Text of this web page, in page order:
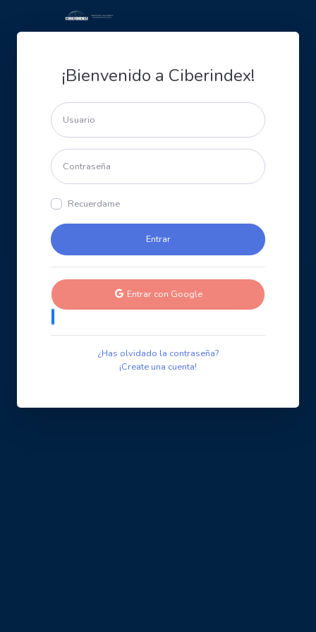
¡Bienvenido a Ciberindex!
Recuerdame
Entrar con Google
¿Has olvidado la contraseña?
¡Create una cuenta!